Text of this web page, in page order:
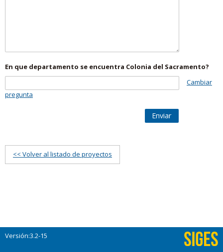
En que departamento se encuentra Colonia del Sacramento?
Cambiar
pregunta
Enviar
<< Volver al listado de proyectos
Versión:3.2-15